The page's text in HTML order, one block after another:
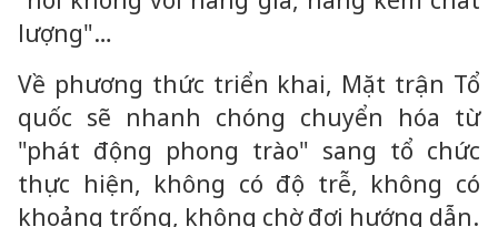
lượng"…
Về phương thức triển khai, Mặt trận Tổ
quốc sẽ nhanh chóng chuyển hóa từ
"phát động phong trào" sang tổ chức
thực hiện, không có độ trễ, không có
khoảng trống, không chờ đợi hướng dẫn.